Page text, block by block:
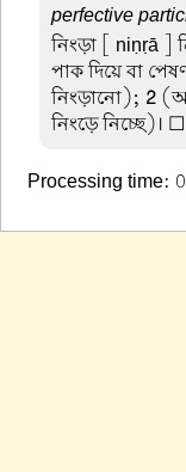
perfective
নিংড়া [ niṇṛā ]
পাক দিয়ে বা
নিংড়ানো); 2
নিংড়ে নিচ্ছে)।
Processing time: